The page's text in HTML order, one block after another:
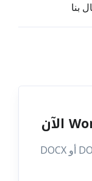
بنا
ارفع ملف PDF العبري وحوّله إلى DOC أو DOCX